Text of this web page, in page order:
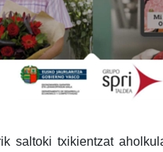
saltoki txikientzat